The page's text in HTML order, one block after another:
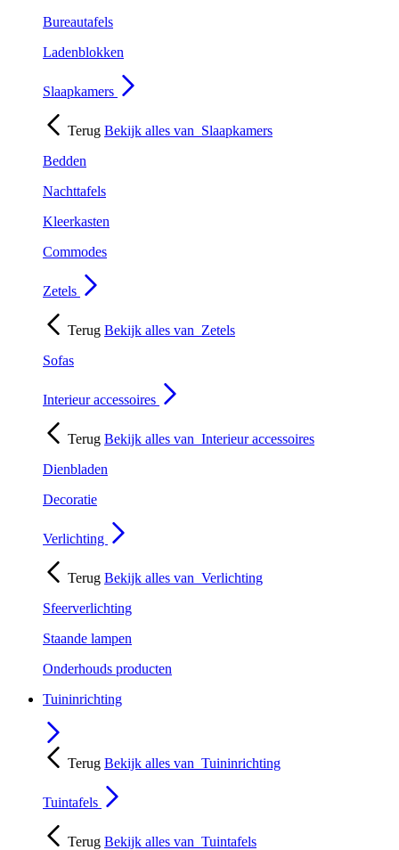
Bureautafels
Ladenblokken
Slaapkamers
Terug Bekijk alles van Slaapkamers
Bedden
Nachttafels
Kleerkasten
Commodes
Zetels
Terug Bekijk alles van Zetels
Sofas
Interieur accessoires
Terug Bekijk alles van Interieur accessoires
Dienbladen
Decoratie
Verlichting
Terug Bekijk alles van Verlichting
Sfeerverlichting
Staande lampen
Onderhouds producten
Tuininrichting
Terug Bekijk alles van Tuininrichting
Tuintafels
Terug Bekijk alles van Tuintafels